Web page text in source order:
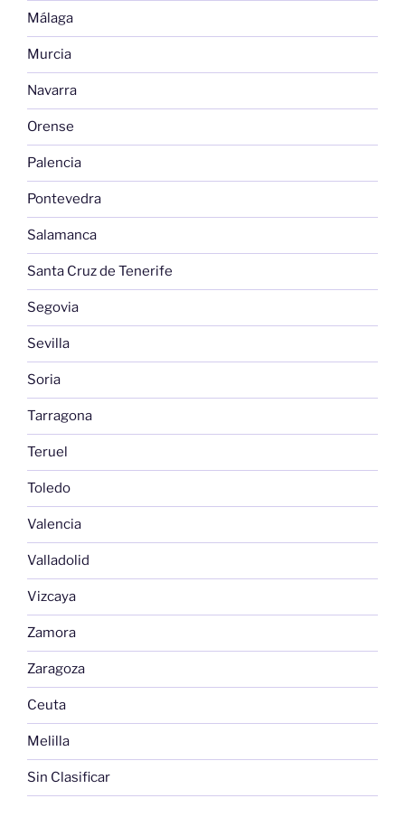
Málaga
Murcia
Navarra
Orense
Palencia
Pontevedra
Salamanca
Santa Cruz de Tenerife
Segovia
Sevilla
Soria
Tarragona
Teruel
Toledo
Valencia
Valladolid
Vizcaya
Zamora
Zaragoza
Ceuta
Melilla
Sin Clasificar